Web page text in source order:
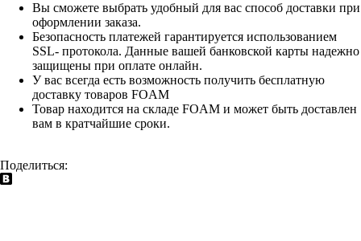
Вы сможете выбрать удобный для вас способ доставки при
оформлении заказа.
Безопасность платежей гарантируется использованием
SSL- протокола. Данные вашей банковской карты надежно
защищены при оплате онлайн.
У вас всегда есть возможность получить бесплатную
доставку товаров FOAM
Товар находится на складе FOAM и может быть доставлен
вам в кратчайшие сроки.
Поделиться: